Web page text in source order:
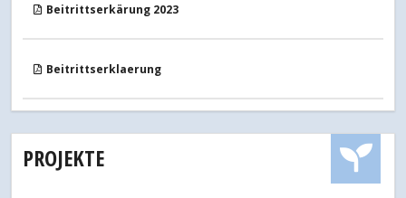
Beitrittserkärung 2023
Beitrittserklaerung
PROJEKTE